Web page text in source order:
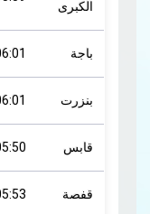
الكبرى
باجة 06:01
بنزرت 06:01
قابس 05:50
قفصة 05:53